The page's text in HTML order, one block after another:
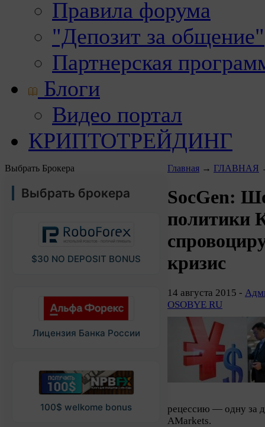
Правила форума
"Депозит за общение"
Партнерская
Блоги
Видео портал
КРИПТОТРЕЙДИНГ
Выбрать Брокера
Выбрать брокера
$30 NO DEPOSIT BONUS
Лицензия Банка России
100$ welkome bonus
Главная → ГЛАВНАЯ
SocGen:
политики
кризис
14 августа 2015 -
OSOBYE RU
рецессию — одну за
AMarkets.